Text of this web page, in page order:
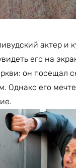
актер и
его на
он посещал
Однако его